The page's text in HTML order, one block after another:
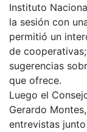
Instituto
la sesión con
permitió un
de
sugerencias
que ofrece.
Luego el
Gerardo
entrevistas